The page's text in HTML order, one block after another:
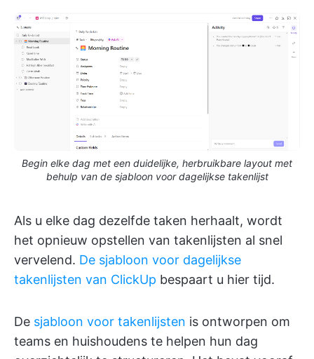
Begin elke dag met een duidelijke, herbruikbare layout met
behulp van de sjabloon voor dagelijkse takenlijst
Als u elke dag dezelfde taken herhaalt, wordt
het opnieuw opstellen van takenlijsten al snel
vervelend. De sjabloon voor dagelijkse
takenlijsten van ClickUp bespaart u hier tijd.
De sjabloon voor takenlijsten is ontworpen om
teams en huishoudens te helpen hun dag